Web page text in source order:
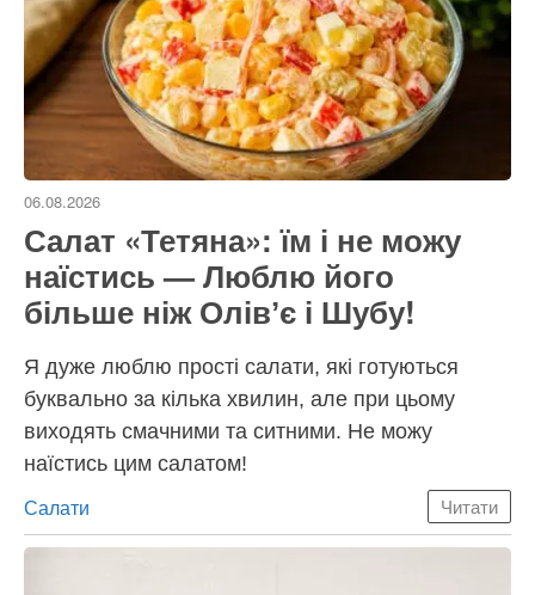
06.08.2026
Салат «Тетяна»: їм і не можу
наїстись — Люблю його
більше ніж Олівʼє і Шубу!
Я дуже люблю прості салати, які готуються
буквально за кілька хвилин, але при цьому
виходять смачними та ситними. Не можу
наїстись цим салатом!
Категорії
Салати Читати